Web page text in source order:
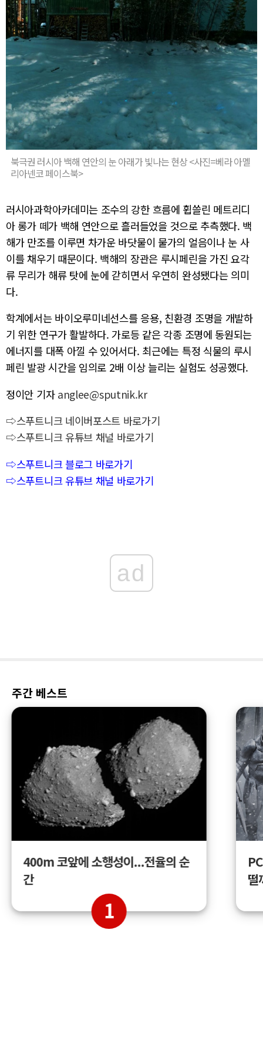
북극권 러시아 백해 연안의 눈 아래가 빛나는 현상 <사진=베라 아멜
리아넨코 페이스북>
러시아과학아카데미는 조수의 강한 흐름에 휩쓸린 메트리디
아 롱가 떼가 백해 연안으로 흘러들었을 것으로 추측했다. 백
해가 만조를 이루면 차가운 바닷물이 물가의 얼음이나 눈 사
이를 채우기 때문이다. 백해의 장관은 루시페린을 가진 요각
류 무리가 해류 탓에 눈에 갇히면서 우연히 완성됐다는 의미
다.
학계에서는 바이오루미네선스를 응용, 친환경 조명을 개발하
기 위한 연구가 활발하다. 가로등 같은 각종 조명에 동원되는
에너지를 대폭 아낄 수 있어서다. 최근에는 특정 식물의 루시
페린 발광 시간을 임의로 2배 이상 늘리는 실험도 성공했다.
정이안 기자 anglee@sputnik.kr
⇨스푸트니크 네이버포스트 바로가기
⇨스푸트니크 유튜브 채널 바로가기
⇨스푸트니크 블로그 바로가기
⇨스푸트니크 유튜브 채널 바로가기
ad
주간 베스트
400m 코앞에 소행성이...전율의 순
간
1
떨